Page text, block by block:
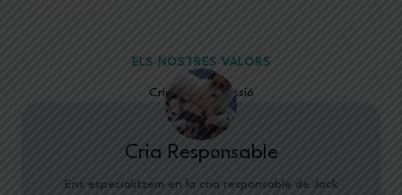
ELS NOSTRES VALORS
Cria, Salut i Passió
Cria Responsable
Ens especialitzem en la cria responsable de Jack